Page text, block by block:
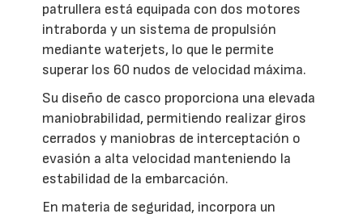
patrullera está equipada con dos motores
intraborda y un sistema de propulsión
mediante waterjets, lo que le permite
superar los 60 nudos de velocidad máxima.
Su diseño de casco proporciona una elevada
maniobrabilidad, permitiendo realizar giros
cerrados y maniobras de interceptación o
evasión a alta velocidad manteniendo la
estabilidad de la embarcación.
En materia de seguridad, incorpora un